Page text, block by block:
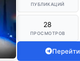
ПУБЛИКАЦИЙ
28
ПРОСМОТРОВ
Перейти